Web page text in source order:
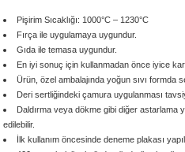
1305 °C
°C
- 1222 °C
- 1046 °C
Pişirim Sıcaklığı: 1000°C – 1230°C
Fırça ile uygulamaya uygundur.
Gıda ile temasa uygundur.
En iyi sonuç için kullanmadan önce iyice
Ürün, özel ambalajında yoğun sıvı formda
Deri sertliğindeki çamura uygulanması
Daldırma veya dökme gibi diğer astarlama
edilebilir.
İlk kullanım öncesinde deneme plakası